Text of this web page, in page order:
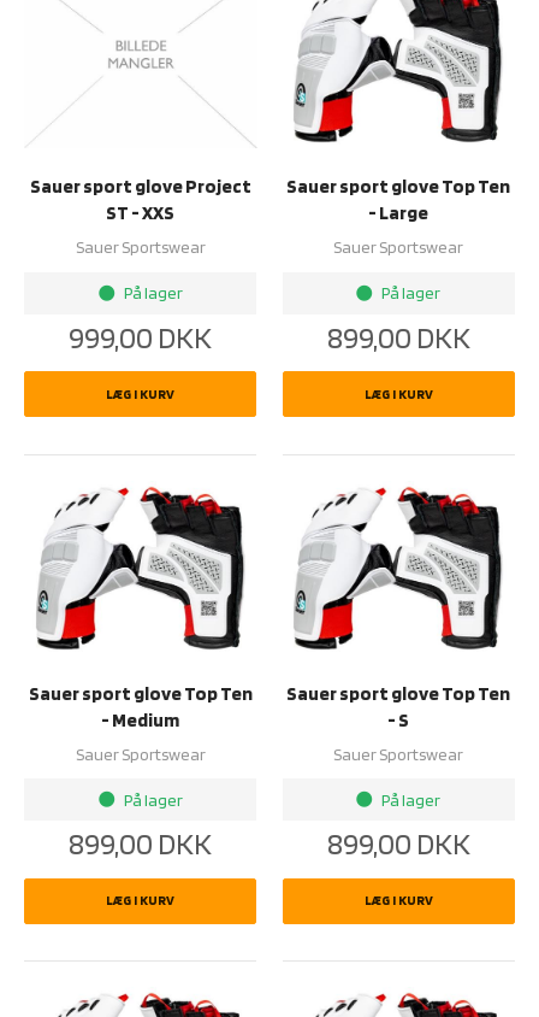
Sauer sport glove Project
ST - XXS
Sauer Sportswear
brightness_1 På lager
999,00 DKK
LÆG I KURV
Sauer sport glove Top Ten
- Large
Sauer Sportswear
brightness_1 På lager
899,00 DKK
LÆG I KURV
Sauer sport glove Top Ten
- Medium
Sauer Sportswear
brightness_1 På lager
899,00 DKK
LÆG I KURV
Sauer sport glove Top Ten
- S
Sauer Sportswear
brightness_1 På lager
899,00 DKK
LÆG I KURV